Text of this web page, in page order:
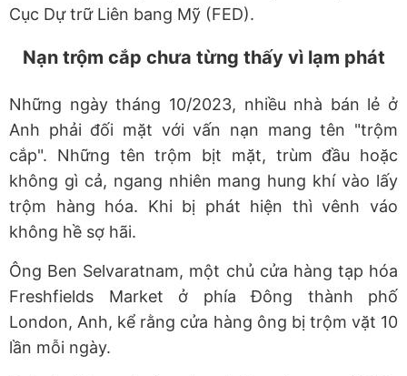
Cục Dự trữ Liên bang Mỹ (FED).
Nạn trộm cắp chưa từng thấy vì lạm phát
Những ngày tháng 10/2023, nhiều nhà bán lẻ ở
Anh phải đối mặt với vấn nạn mang tên "trộm
cắp". Những tên trộm bịt mặt, trùm đầu hoặc
không gì cả, ngang nhiên mang hung khí vào lấy
trộm hàng hóa. Khi bị phát hiện thì vênh váo
không hề sợ hãi.
Ông Ben Selvaratnam, một chủ cửa hàng tạp hóa
Freshfields Market ở phía Đông thành phố
London, Anh, kể rằng cửa hàng ông bị trộm vặt 10
lần mỗi ngày.